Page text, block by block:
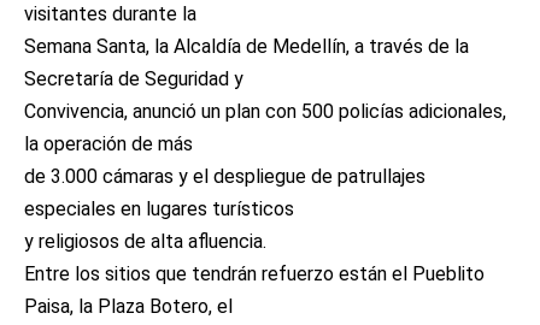
visitantes durante la
Semana Santa, la Alcaldía de Medellín, a través de la
Secretaría de Seguridad y
Convivencia, anunció un plan con 500 policías adicionales,
la operación de más
de 3.000 cámaras y el despliegue de patrullajes
especiales en lugares turísticos
y religiosos de alta afluencia.
Entre los sitios que tendrán refuerzo están el Pueblito
Paisa, la Plaza Botero, el